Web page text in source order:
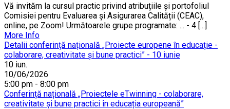
Vă invităm la cursul practic privind atribuțiile și portofoliul
Comisiei pentru Evaluarea și Asigurarea Calității (CEAC),
online, pe Zoom! Următoarele grupe programate: ... - 4 [...]
More Info
Detalii conferință națională „Proiecte europene în educație -
colaborare, creativitate și bune practici” - 10 iunie
10 iun.
10/06/2026
5:00 pm - 8:00 pm
Conferință națională „Proiectele eTwinning - colaborare,
creativitate și bune practici în educația europeană”